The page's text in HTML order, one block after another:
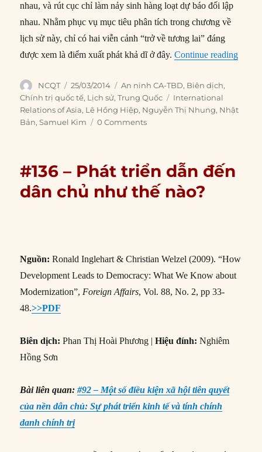
nhau, và rút cục chỉ làm nảy sinh hàng loạt dự báo đối lập
nhau. Nhằm phục vụ mục tiêu phân tích trong chương về
lịch sử này, chỉ có hai viễn cảnh “trở về tương lai” đáng
được xem là điểm xuất phát khả dĩ ở đây.Continue reading
Author
NCQT
Posted
on
25/03/2014 Categories
An ninh CA-TBD, Biên dịch,
Chính trị quốc tế, Lịch sử,Trung Quốc Tags
International
Relations of Asia, Lê Hồng Hiệp, Nguyễn Thị Nhung, Nhật
Bản,Samuel Kim 0 Comments
#136 – Phát triển dẫn đến
dân chủ như thế nào?
Nguồn:Ronald Inglehart & Christian Welzel (2009). “How
Development Leads to Democracy: What We Know about
Modernization”, Foreign Affairs, Vol. 88, No. 2, pp 33-
48.>>PDF
Biên dịch:Phan Thị Hoài Phương |Hiệu đính: Nghiêm
Hồng Sơn
Bài liên quan:#92 – Một số điều kiện xã hội tiên quyết
của nền dân chủ: Sự phát triển kinh tế và tính chính
danh chính trị